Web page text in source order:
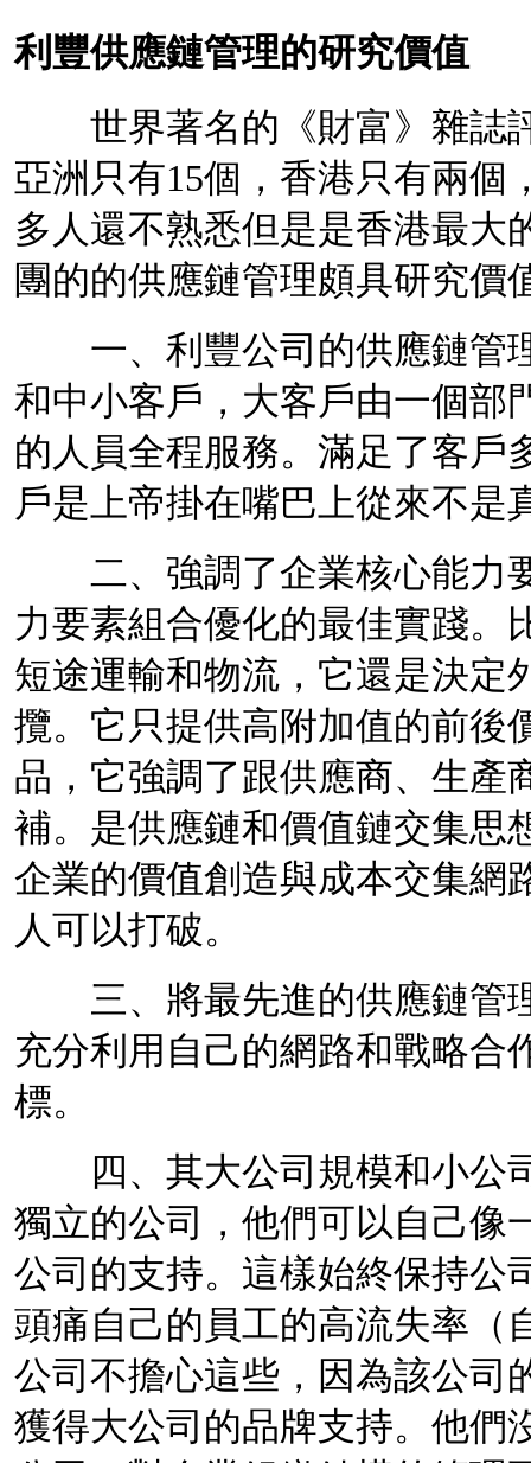
利豐供應鏈管理的研究價值
世界著名的 《財富》雜誌
亞洲只有15個，香港只有兩個
多人還不熟悉但是是香港最大
團的的供應鏈管理頗具研究價
一、利豐公司的供應鏈管理
和中小客戶，大客戶由一個部
的人員全程服務。滿足了客戶
戶是上帝掛在嘴巴上從來不是
二、強調了企業核心能力
力要素組合優化的最佳實踐。
短途運輸和物流，它還是決定
攬。它只提供高附加值的前後
品，它強調了跟供應商、生產
補。是供應鏈和價值鏈交集思
企業的價值創造與成本交集網
人可以打破。
三、將最先進的供應鏈管理
充分利用自己的網路和戰略合
標。
四、其大公司規模和小公司
獨立的公司，他們可以自己像
公司的支持。這樣始終保持公
頭痛自己的員工的高流失率（
公司不擔心這些，因為該公司
獲得大公司的品牌支持。他們